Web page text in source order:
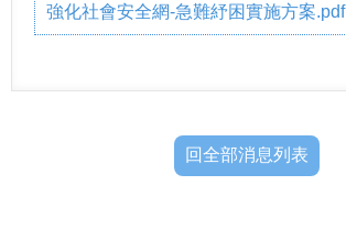
強化社會安全網-急難紓困實施方案.pdf
回全部消息列表